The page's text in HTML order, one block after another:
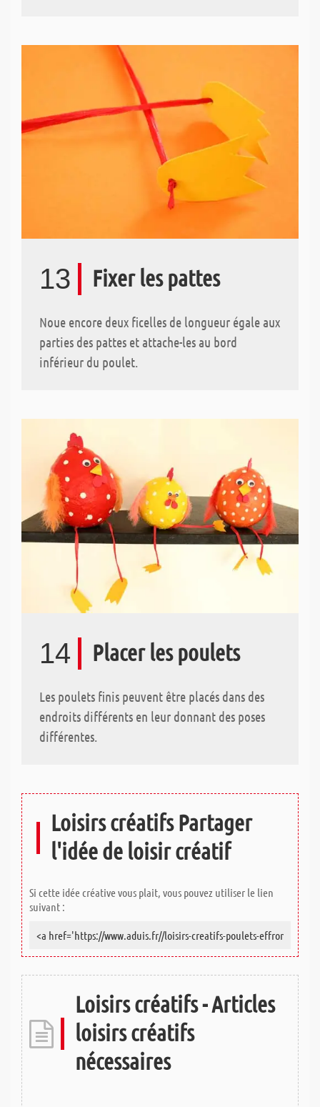
13 Fixer les pattes
Noue encore deux ficelles de longueur égale aux
parties des pattes et attache-les au bord
inférieur du poulet.
14 Placer les poulets
Les poulets finis peuvent être placés dans des
endroits différents en leur donnant des poses
différentes.
Loisirs créatifs Partager
l'idée de loisir créatif
Si cette idée créative vous plait, vous pouvez utiliser le lien
suivant :
Loisirs créatifs - Articles
loisirs créatifs
nécessaires